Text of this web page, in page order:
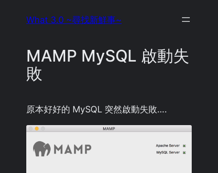
What 3.0 ~尋找新鮮事~
MAMP MySQL 啟動失
敗
原本好好的 MySQL 突然啟動失敗….